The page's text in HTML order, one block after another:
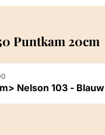
Puntkam 20cm
Nelson 103 - Blauw
zichtbaar